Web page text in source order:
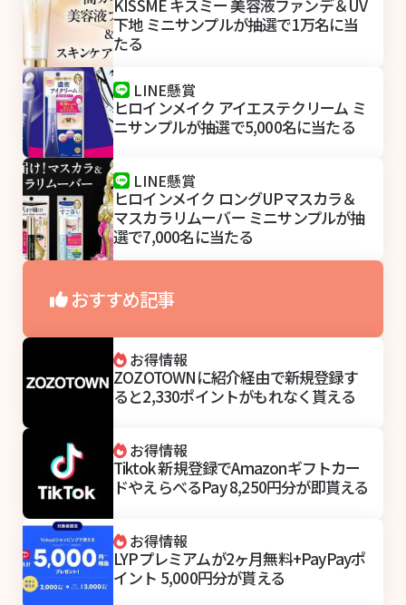
KISSME キスミー 美容液ファンデ＆UV
下地 ミニサンプルが抽選で1万名に当
たる
LINE懸賞
ヒロインメイク アイエステクリーム ミ
ニサンプルが抽選で5,000名に当たる
LINE懸賞
ヒロインメイク ロングUPマスカラ＆
マスカラリムーバー ミニサンプルが抽
選で7,000名に当たる
おすすめ記事
お得情報
ZOZOTOWNに紹介経由で新規登録す
ると2,330ポイントがもれなく貰える
お得情報
Tiktok 新規登録でAmazonギフトカー
ドやえらべるPay 8,250円分が即貰える
お得情報
LYPプレミアムが2ヶ月無料+PayPayポ
イント 5,000円分が貰える